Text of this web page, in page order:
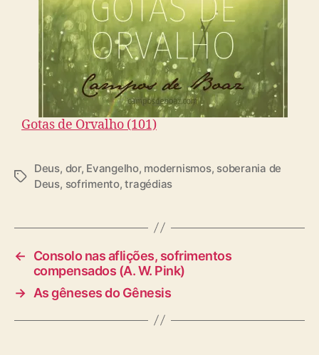
Gotas de Orvalho (101)
T
Deus, dor, Evangelho, modernismos, soberania de
Deus, sofrimento,tragédias
←
Consolo nas aflições, sofrimentos
compensados (A. W. Pink)
→ As gêneses do Gênesis